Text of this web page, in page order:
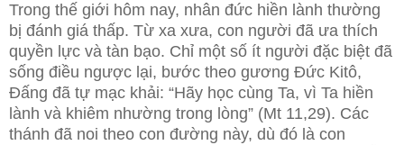
Trong thế giới hôm nay, nhân đức hiền lành thường
bị đánh giá thấp. Từ xa xưa, con người đã ưa thích
quyền lực và tàn bạo. Chỉ một số ít người đặc biệt đã
sống điều ngược lại, bước theo gương Đức Kitô,
Đấng đã tự mạc khải: “Hãy học cùng Ta, vì Ta hiền
lành và khiêm nhường trong lòng” (Mt 11,29). Các
thánh đã noi theo con đường này, dù đó là con